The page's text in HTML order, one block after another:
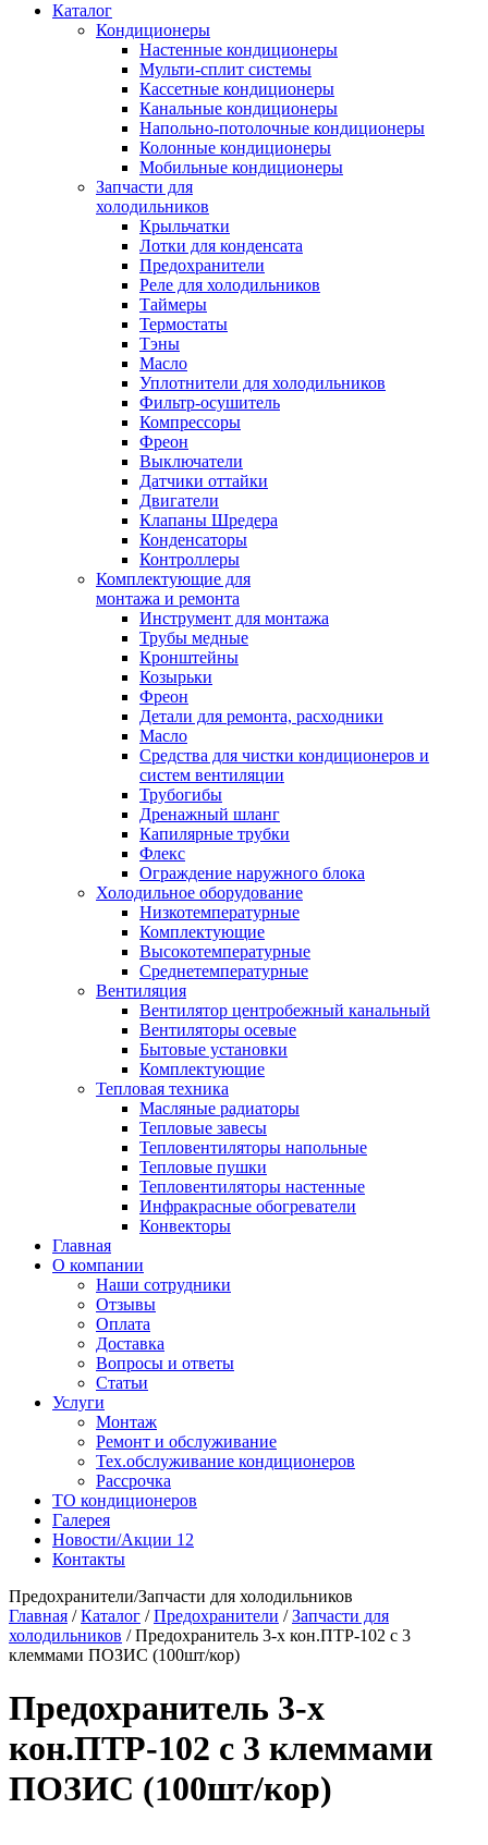
Каталог
Кондиционеры
Настенные кондиционеры
Мульти-сплит системы
Кассетные кондиционеры
Канальные кондиционеры
Напольно-потолочные кондиционеры
Колонные кондиционеры
Мобильные кондиционеры
Запчасти для
холодильников
Крыльчатки
Лотки для конденсата
Предохранители
Реле для холодильников
Таймеры
Термостаты
Тэны
Масло
Уплотнители для холодильников
Фильтр-осушитель
Компрессоры
Фреон
Выключатели
Датчики оттайки
Двигатели
Клапаны Шредера
Конденсаторы
Контроллеры
Комплектующие для
монтажа и ремонта
Инструмент для монтажа
Трубы медные
Кронштейны
Козырьки
Фреон
Детали для ремонта, расходники
Масло
Средства для чистки кондиционеров и
систем вентиляции
Трубогибы
Дренажный шланг
Капилярные трубки
Флекс
Ограждение наружного блока
Холодильное оборудование
Низкотемпературные
Комплектующие
Высокотемпературные
Среднетемпературные
Вентиляция
Вентилятор центробежный канальный
Вентиляторы осевые
Бытовые установки
Комплектующие
Тепловая техника
Масляные радиаторы
Тепловые завесы
Тепловентиляторы напольные
Тепловые пушки
Тепловентиляторы настенные
Инфракрасные обогреватели
Конвекторы
Главная
О компании
Наши сотрудники
Отзывы
Оплата
Доставка
Вопросы и ответы
Статьи
Услуги
Монтаж
Ремонт и обслуживание
Тех.обслуживание кондиционеров
Рассрочка
ТО кондиционеров
Галерея
Новости/Акции 12
Контакты
Предохранители/Запчасти для холодильников
Главная /Каталог /Предохранители /Запчасти для
холодильников /Предохранитель 3-х кон.ПТР-102 с 3
клеммами ПОЗИС (100шт/кор)
Предохранитель 3-х
кон.ПТР-102 с 3 клеммами
ПОЗИС (100шт/кор)